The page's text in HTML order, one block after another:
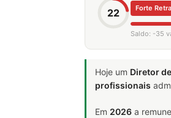
22 Forte
Saldo: -35
Hoje um Diretor
profissionais
Em 2026 a